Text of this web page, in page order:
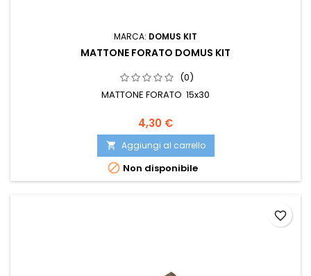
MARCA: DOMUS KIT
MATTONE FORATO DOMUS KIT
(0)
MATTONE FORATO 15x30
4,30 €
 Aggiungi al carrello
 Non disponibile
favorite_border